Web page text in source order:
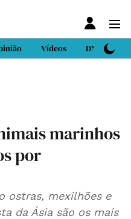
Vídeos DN Sport
marinhos
por
ostras, mexilhões e
da Ásia são os mais